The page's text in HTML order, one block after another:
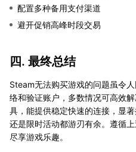
配置多种备用支付渠道
避开促销高峰时段交易
四. 最终总结
Steam无法购买游戏的问题虽令
络和验证账户，多数情况可高效解
具，能提供稳定快速的连接，显
还是限时活动都游刃有余。遵循
尽享游戏乐趣。